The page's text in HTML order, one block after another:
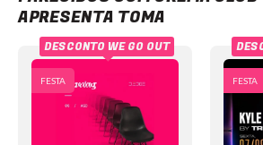
APRESENTA TOMA
FESTA
DESCONTO WE GO OUT
FESTA